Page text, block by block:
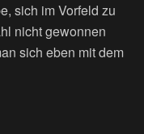
sich im Vorfeld zu
nicht gewonnen
sich eben mit dem